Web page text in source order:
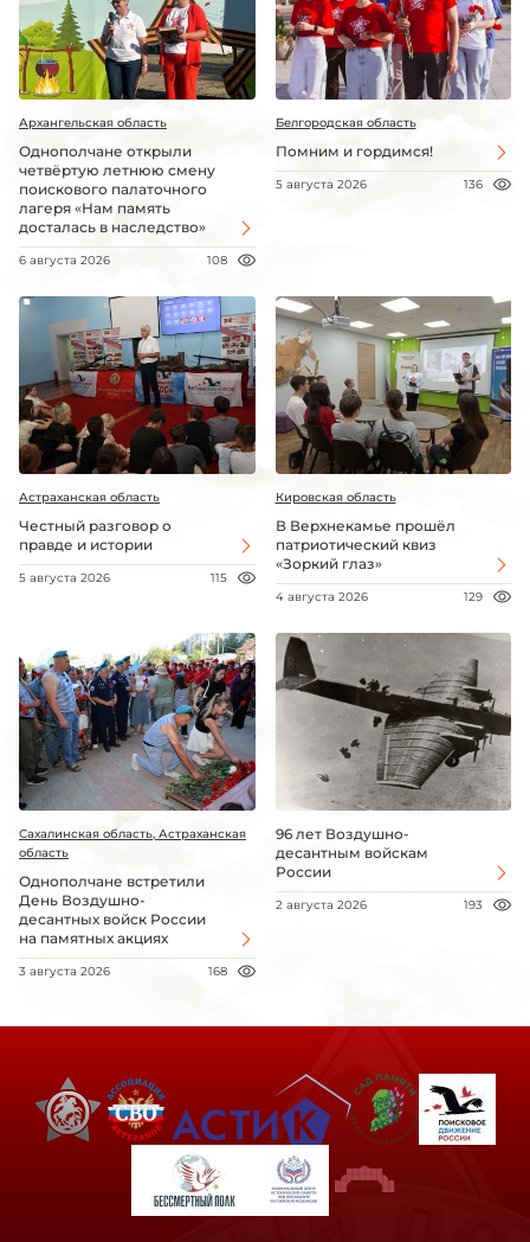
Архангельская область
Однополчане открыли
четвёртую летнюю смену
поискового палаточного
лагеря «Нам память
досталась в наследство»
6 августа 2026 108
Белгородская область
Помним и гордимся!
5 августа 2026 136
Астраханская область
Честный разговор о
правде и истории
5 августа 2026 115
Кировская область
В Верхнекамье прошёл
патриотический квиз
«Зоркий глаз»
4 августа 2026 129
Сахалинская область, Астраханская
область
Однополчане встретили
День Воздушно-
десантных войск России
на памятных акциях
3 августа 2026 168
96 лет Воздушно-
десантным войскам
России
2 августа 2026 193